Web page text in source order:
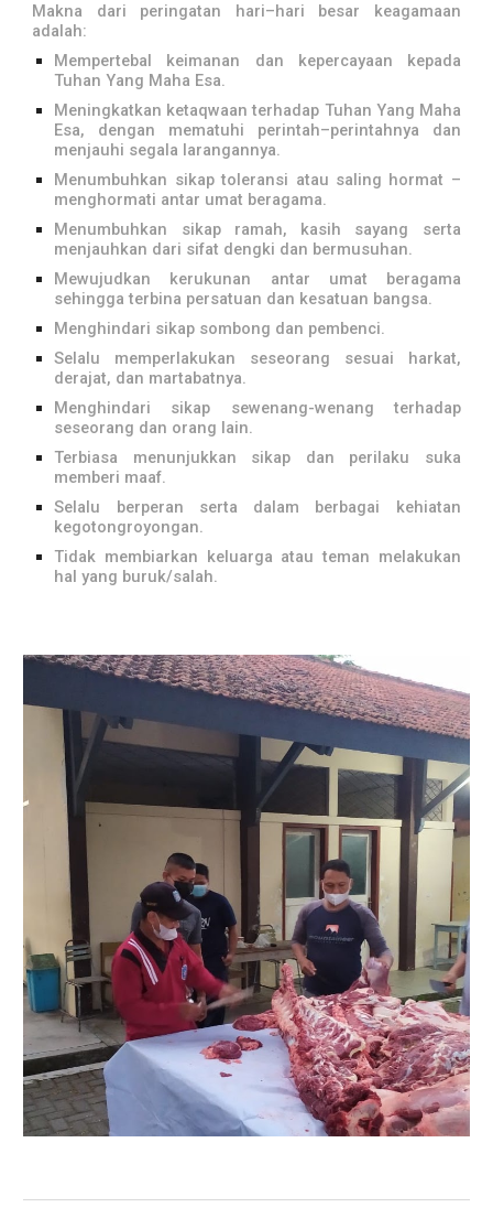
Makna dari peringatan hari–hari besar keagamaan
adalah:
Mempertebal keimanan dan kepercayaan kepada
Tuhan Yang Maha Esa.
Meningkatkan ketaqwaan terhadap Tuhan Yang Maha
Esa, dengan mematuhi perintah–perintahnya dan
menjauhi segala larangannya.
Menumbuhkan sikap toleransi atau saling hormat –
menghormati antar umat beragama.
Menumbuhkan sikap ramah, kasih sayang serta
menjauhkan dari sifat dengki dan bermusuhan.
Mewujudkan kerukunan antar umat beragama
sehingga terbina persatuan dan kesatuan bangsa.
Menghindari sikap sombong dan pembenci.
Selalu memperlakukan seseorang sesuai harkat,
derajat, dan martabatnya.
Menghindari sikap sewenang-wenang terhadap
seseorang dan orang lain.
Terbiasa menunjukkan sikap dan perilaku suka
memberi maaf.
Selalu berperan serta dalam berbagai kehiatan
kegotongroyongan.
Tidak membiarkan keluarga atau teman melakukan
hal yang buruk/salah.